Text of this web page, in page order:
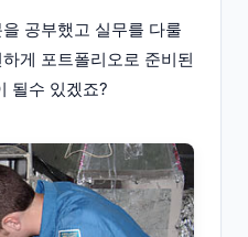
공부했고 실무를 다룰
게 포트폴리오로 준비된
될수 있겠죠?